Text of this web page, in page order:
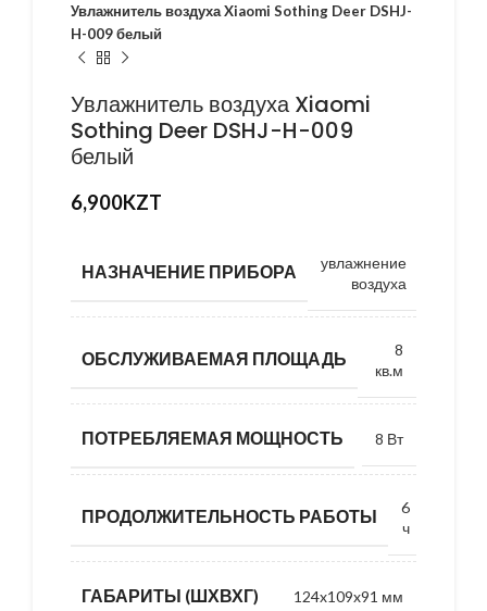
Увлажнитель воздуха Xiaomi Sothing Deer DSHJ-
H-009 белый
Увлажнитель воздуха Xiaomi
Sothing Deer DSHJ-H-009
белый
6,900KZT
НАЗНАЧЕНИЕ ПРИБОРА
увлажнение
воздуха
ОБСЛУЖИВАЕМАЯ ПЛОЩАДЬ
8
кв.м
ПОТРЕБЛЯЕМАЯ МОЩНОСТЬ 8 Вт
ПРОДОЛЖИТЕЛЬНОСТЬ РАБОТЫ
6
ч
ГАБАРИТЫ (ШХВХГ) 124x109x91 мм